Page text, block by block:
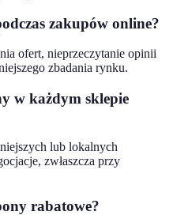
zakupów online?
ofert, nieprzeczytanie opinii
zbadania rynku.
w każdym sklepie
lub lokalnych
zwłaszcza przy
rabatowe?